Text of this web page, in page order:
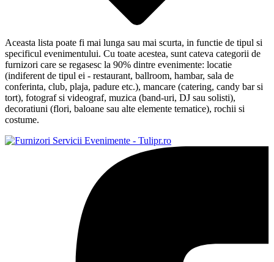
Aceasta lista poate fi mai lunga sau mai scurta, in functie de tipul si
specificul evenimentului. Cu toate acestea, sunt cateva categorii de
furnizori care se regasesc la 90% dintre evenimente: locatie
(indiferent de tipul ei - restaurant, ballroom, hambar, sala de
conferinta, club, plaja, padure etc.), mancare (catering, candy bar si
tort), fotograf si videograf, muzica (band-uri, DJ sau solisti),
decoratiuni (flori, baloane sau alte elemente tematice), rochii si
costume.